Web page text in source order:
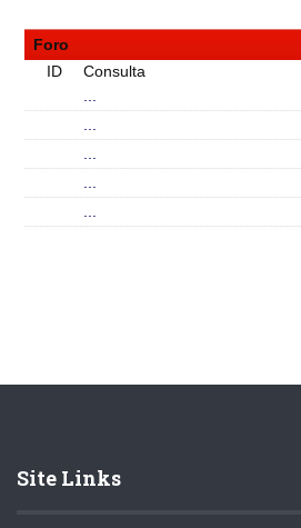
Foro
ID
Consulta
Site Links